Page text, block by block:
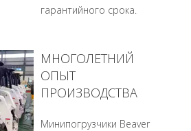
гарантийного срока.
МНОГОЛЕТНИЙ
ОПЫТ
ПРОИЗВОДСТВА
Минипогрузчики Beaver